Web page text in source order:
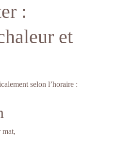
:
et
selon l’horaire :
mat,